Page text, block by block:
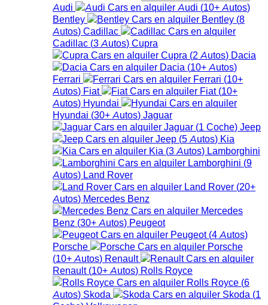
Audi Audi (10+ Autos)
Bentley
Bentley (8
Autos) Cadillac
Cadillac (3 Autos) Cupra
Cupra (2 Autos) Dacia
Dacia (10+ Autos)
Ferrari
Ferrari (10+
Autos) Fiat Fiat (10+
Autos) Hyundai
Hyundai (30+ Autos) Jaguar
Jaguar (1 Coche) Jeep
Jeep (5 Autos) Kia
Kia (3 Autos) Lamborghini
Lamborghini (9
Autos) Land Rover
Land Rover (20+
Autos) Mercedes Benz
Mercedes
Benz (30+ Autos) Peugeot
Peugeot (4 Autos)
Porsche
Porsche
(10+ Autos) Renault
Renault (10+ Autos) Rolls Royce
Rolls Royce (6
Autos) Skoda Skoda (1